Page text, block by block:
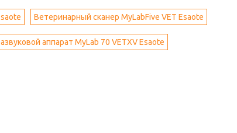
Ветеринарный сканер MyLabFive VET Esaote
аппарат MyLab 70 VETXV Esaote